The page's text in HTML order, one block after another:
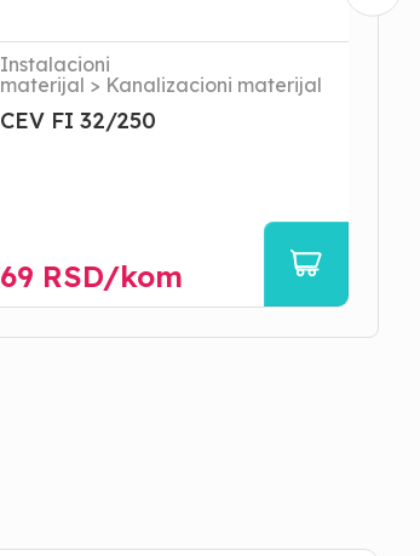
Instalacioni
materijal > Kanalizacioni materijal
CEV FI 32/250
69 RSD/kom